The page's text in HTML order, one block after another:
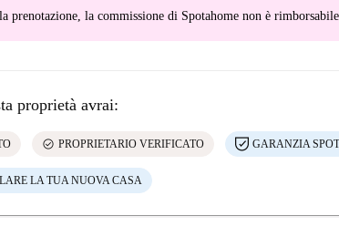
prenotazione, la commissione di Spotahome non è rimborsabile
proprietà avrai:
check_circle PROPRIETARIO VERIFICATO GARANZIA
LA TUA NUOVA CASA